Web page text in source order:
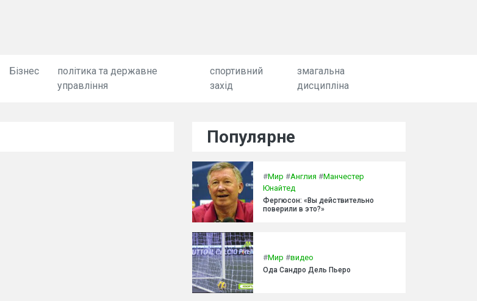
Бізнес
політика та державне
управління
спортивний
захід
змагальна
дисципліна
Популярне
#Мир #Англия #Манчестер
Юнайтед
Фергюсон: «Вы действительно
поверили в это?»
#Мир #видео
Ода Сандро Дель Пьеро